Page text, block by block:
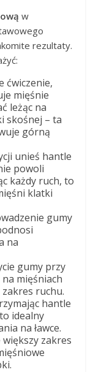
w
rezultaty.
ćwiczenie,
mięśnie
leżąc na
skośnej – ta
górną
unieś hantle
powoli
każdy ruch, to
klatki
gumy
na
gumy przy
mięśniach
ruchu.
hantle
idealny
na ławce.
większy zakres